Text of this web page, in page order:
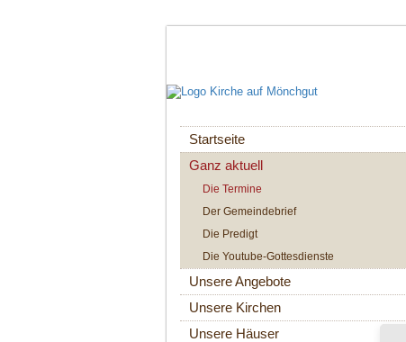
Navigation
überspringen
Startseite
Ganz aktuell
Die Termine
Der Gemeindebrief
Die Predigt
Die Youtube-Gottesdienste
Unsere Angebote
Unsere Kirchen
Unsere Häuser